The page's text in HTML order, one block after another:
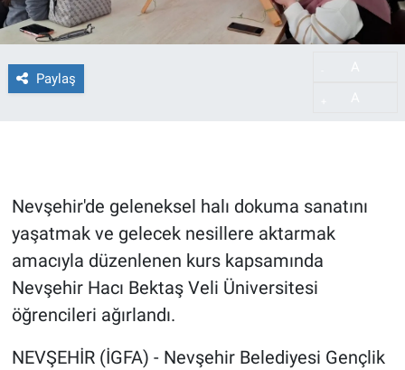
Paylaş
Nevşehir'de geleneksel halı dokuma sanatını
yaşatmak ve gelecek nesillere aktarmak
amacıyla düzenlenen kurs kapsamında
Nevşehir Hacı Bektaş Veli Üniversitesi
öğrencileri ağırlandı.
NEVŞEHİR (İGFA) - Nevşehir Belediyesi Gençlik